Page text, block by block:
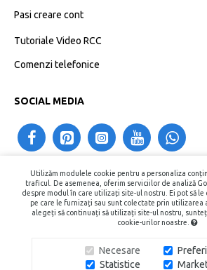
Utilizăm modulele cookie pentru a personaliza
traficul. De asemenea, oferim serviciilor de analiză
despre modul în care utilizați site-ul nostru. Ei pot să
pe care le furnizați sau sunt colectate prin utilizarea
alegeți să continuați să utilizați site-ul nostru,
cookie-urilor noastre.
Necesare
Statistice
Pasi creare cont
Tutoriale Video RCC
Comenzi telefonice
SOCIAL MEDIA
contact@recipientecosmetice.ro
+40730575557
Copyright © 2015 - 2026, Recipiente